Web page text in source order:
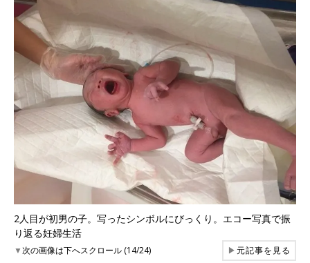
2人目が初男の子。写ったシンボルにびっくり。エコー写真で振
り返る妊婦生活
▼次の画像は下へスクロール (14/24) ▶元記事を見る